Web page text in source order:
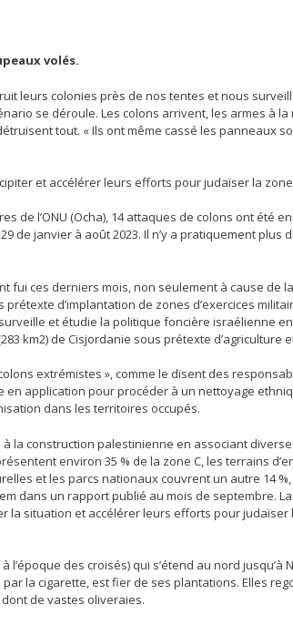
volés.
leurs colonies près de nos tentes et nous
se déroule. Les colons arrivent, les armes à
tout. « Ils ont même cassé les panneaux
et accélérer leurs efforts pour judaïser la zone
de l’ONU (Ocha), 14 attaques de colons ont été
de janvier à août 2023. Il n’y a pratiquement
fui ces derniers mois, non seulement à cause de
d’implantation de zones d’exercices
et étudie la politique foncière israélienne
km2) de Cisjordanie sous prétexte d’agriculture
extrémistes », comme le disent des
en application pour procéder à un nettoyage
dans les territoires occupés.
la construction palestinienne en associant
environ 35 % de la zone C, les terrains
et les parcs nationaux couvrent un autre 14
dans un rapport publié au mois de septembre.
la situation et accélérer leurs efforts pour judaïser
des croisés) qui s’étend au nord jusqu’à
la cigarette, est fier de ses plantations. Elles
de vastes oliveraies.